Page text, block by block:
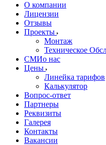
О компании
Лицензии
Отзывы
Проекты
Монтаж
Техническое
СМИо нас
Цены
Линейка тарифов
Калькулятор
Вопрос-ответ
Партнеры
Реквизиты
Галерея
Контакты
Вакансии